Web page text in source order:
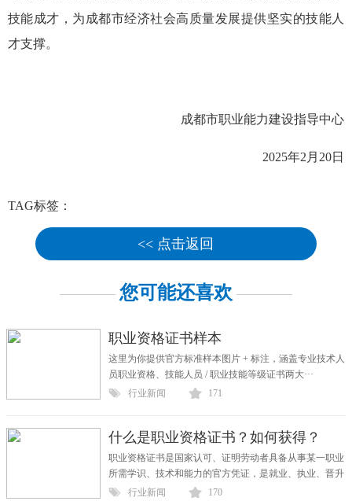
技能成才，为成都市经济社会高质量发展提供坚实的技能人
才支撑。
成都市职业能力建设指导中心
2025年2 月 20日
TAG标签：
<< 点击返回
您可能还喜欢
职业资格证书样本
这里为你提供官方标准样本图片 + 标注，涵盖专业技术人
员职业资格、技能人员 / 职业技能等级证书两大···
行业新闻
171
什么是职业资格证书？如何获得？
职业资格证书是国家认可、证明劳动者具备从事某一职业
所需学识、技术和能力的官方凭证，是就业、执业、晋升
···
行业新闻 170